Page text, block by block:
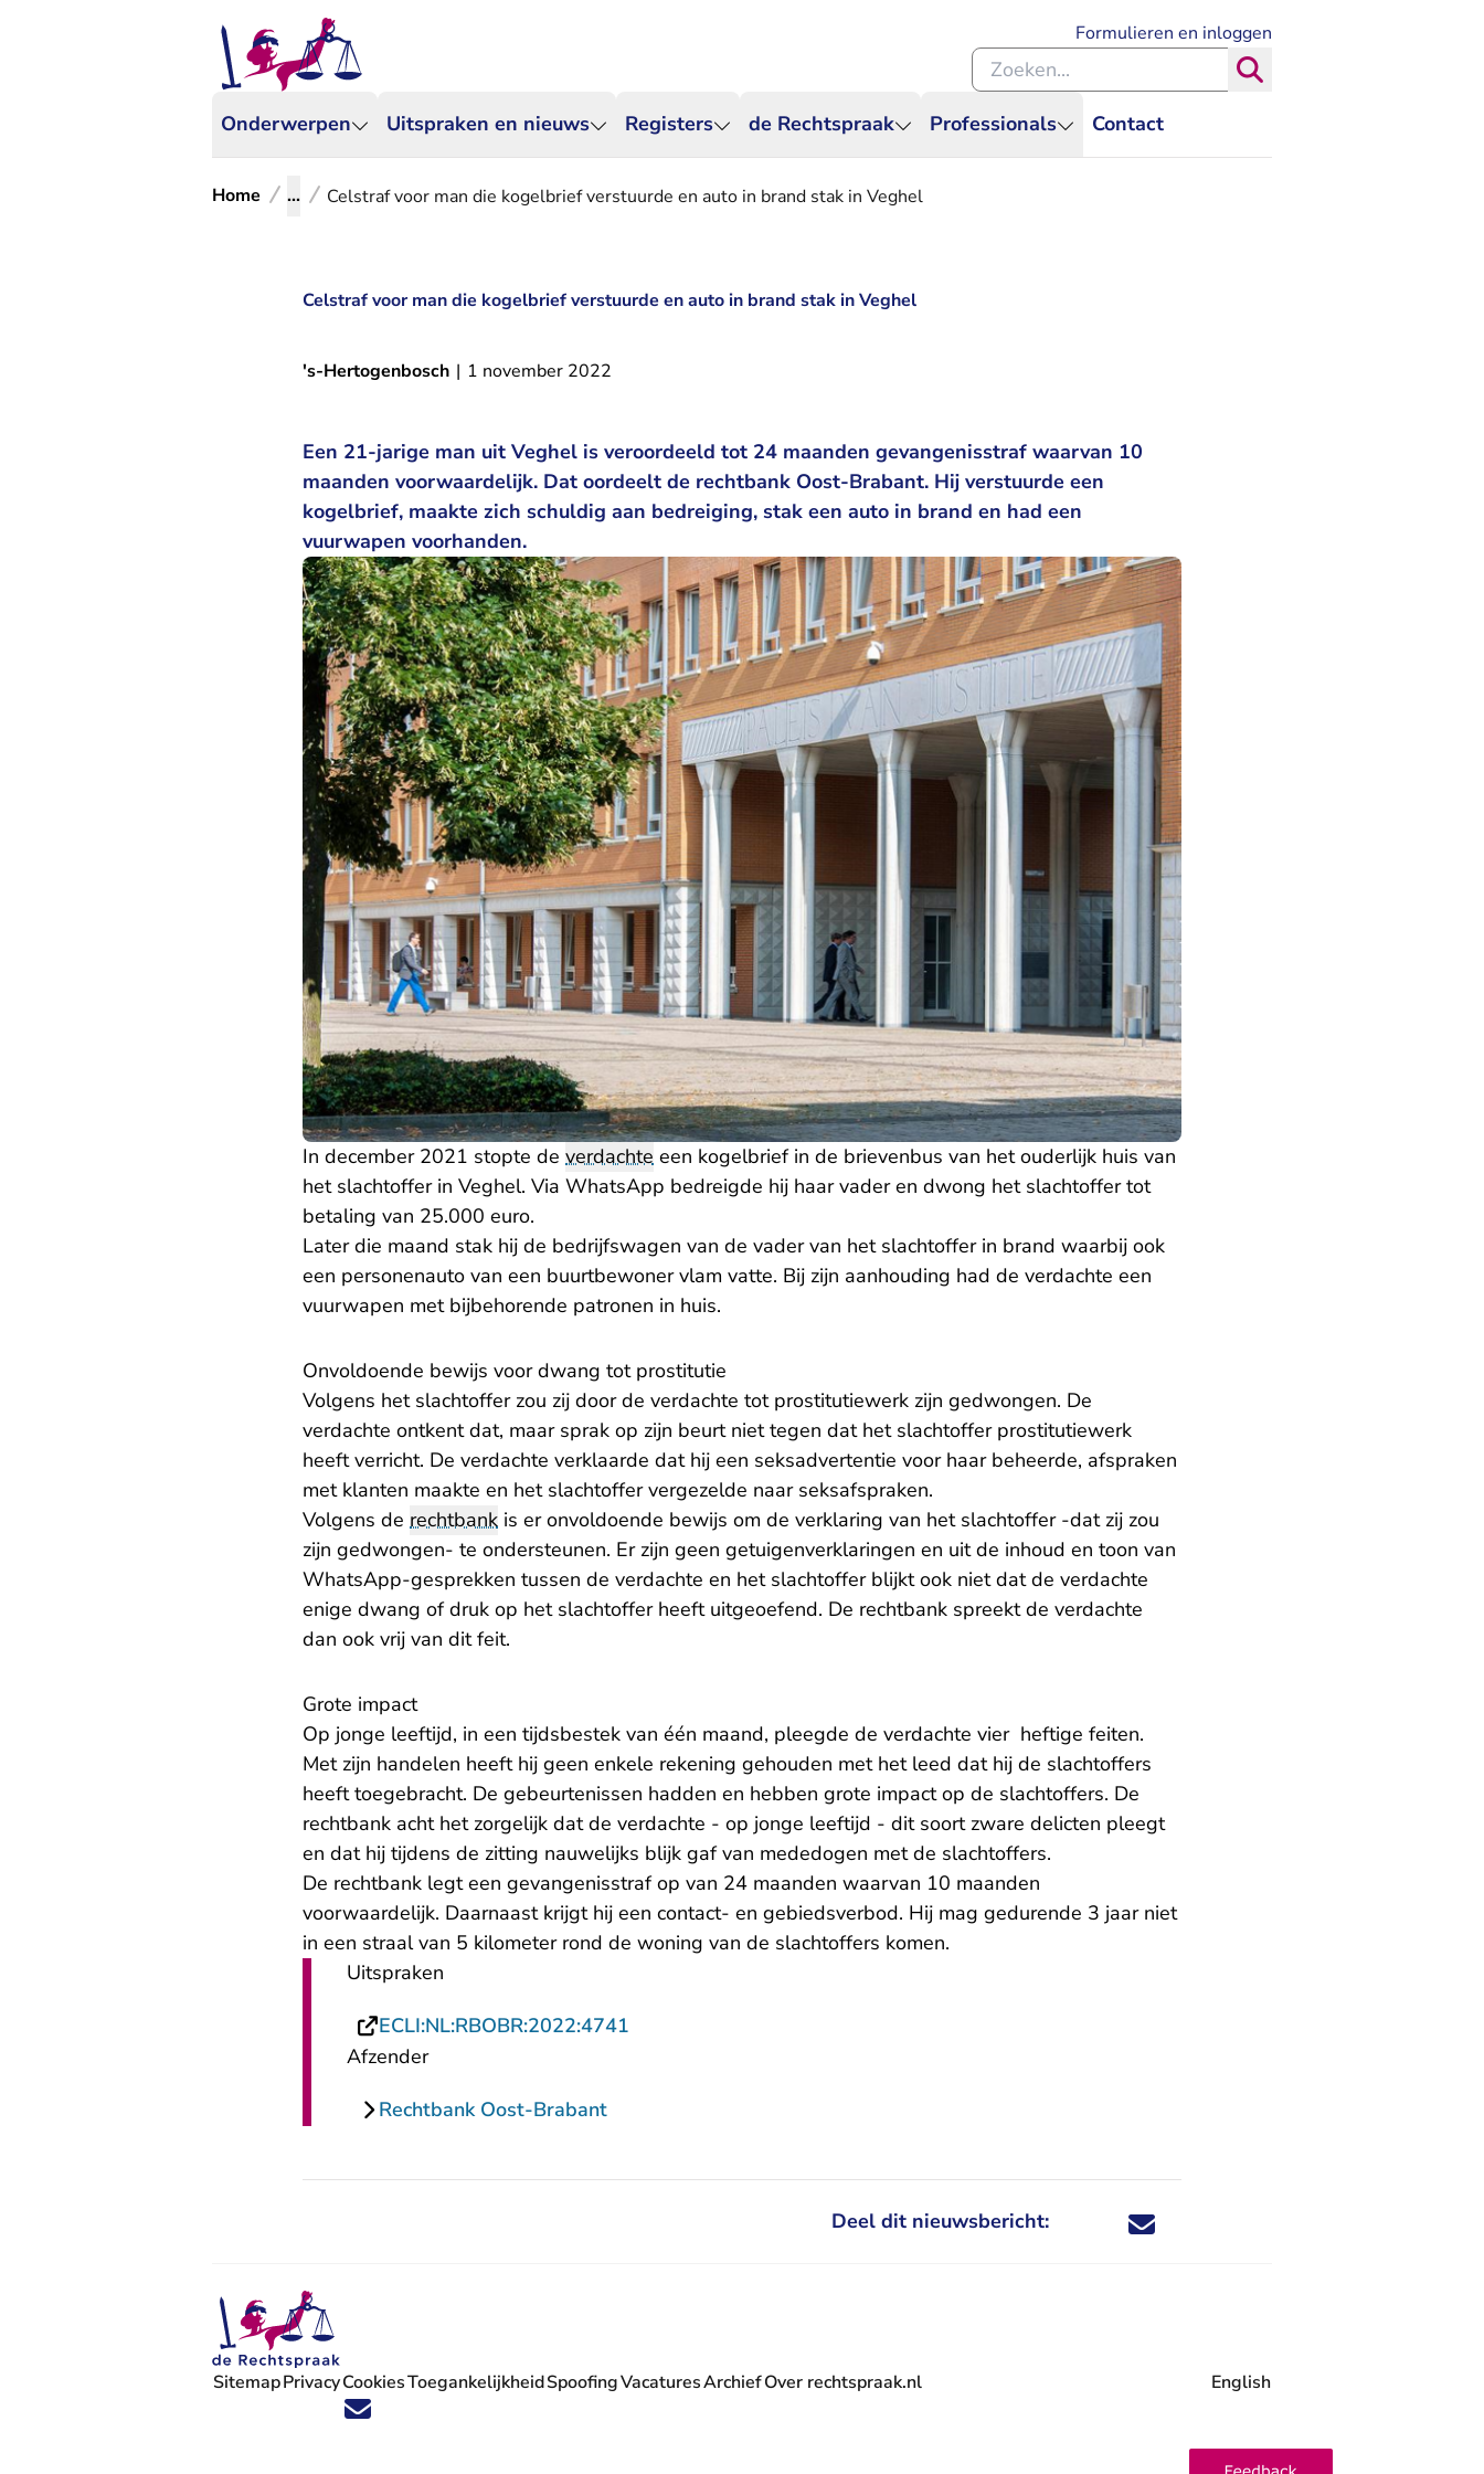
Onderwerpen Uitspraken en nieuws Registers de Rechtspraak Professionals Contact
Formulieren en inloggen
Zoeken binnen de Rechtspraak
Home ... Celstraf voor man die kogelbrief verstuurde en auto in brand stak in Veghel
Celstraf voor man die kogelbrief verstuurde en auto in brand stak in Veghel
's-Hertogenbosch | 1 november 2022
Een 21-jarige man uit Veghel is veroordeeld tot 24 maanden gevangenisstraf waarvan 10
maanden voorwaardelijk. Dat oordeelt de rechtbank Oost-Brabant. Hij verstuurde een
kogelbrief, maakte zich schuldig aan bedreiging, stak een auto in brand en had een
vuurwapen voorhanden.
In december 2021 stopte de verdachte een kogelbrief in de brievenbus van het ouderlijk huis van
het slachtoffer in Veghel. Via WhatsApp bedreigde hij haar vader en dwong het slachtoffer tot
betaling van 25.000 euro.
Later die maand stak hij de bedrijfswagen van de vader van het slachtoffer in brand waarbij ook
een personenauto van een buurtbewoner vlam vatte. Bij zijn aanhouding had de verdachte een
vuurwapen met bijbehorende patronen in huis.
Onvoldoende bewijs voor dwang tot prostitutie
Volgens het slachtoffer zou zij door de verdachte tot prostitutiewerk zijn gedwongen. De
verdachte ontkent dat, maar sprak op zijn beurt niet tegen dat het slachtoffer prostitutiewerk
heeft verricht. De verdachte verklaarde dat hij een seksadvertentie voor haar beheerde, afspraken
met klanten maakte en het slachtoffer vergezelde naar seksafspraken.
Volgens de rechtbank is er onvoldoende bewijs om de verklaring van het slachtoffer -dat zij zou
zijn gedwongen- te ondersteunen. Er zijn geen getuigenverklaringen en uit de inhoud en toon van
WhatsApp-gesprekken tussen de verdachte en het slachtoffer blijkt ook niet dat de verdachte
enige dwang of druk op het slachtoffer heeft uitgeoefend. De rechtbank spreekt de verdachte
dan ook vrij van dit feit.
Grote impact
Op jonge leeftijd, in een tijdsbestek van één maand, pleegde de verdachte vier heftige feiten.
Met zijn handelen heeft hij geen enkele rekening gehouden met het leed dat hij de slachtoffers
heeft toegebracht. De gebeurtenissen hadden en hebben grote impact op de slachtoffers. De
rechtbank acht het zorgelijk dat de verdachte - op jonge leeftijd - dit soort zware delicten pleegt
en dat hij tijdens de zitting nauwelijks blijk gaf van mededogen met de slachtoffers.
De rechtbank legt een gevangenisstraf op van 24 maanden waarvan 10 maanden
voorwaardelijk. Daarnaast krijgt hij een contact- en gebiedsverbod. Hij mag gedurende 3 jaar niet
in een straal van 5 kilometer rond de woning van de slachtoffers komen.
Uitspraken
ECLI:NL:RBOBR:2022:4741
Afzender
Rechtbank Oost-Brabant
Deel dit nieuwsbericht: Deel dit nieuwsbericht via X - U verlaat
Deel dit nieuwsbericht via Facebook - U
Deel dit nieuwsbericht via e-mail
Deel dit nieuwsbericht via LinkedIn - U
Volg ons op X (Twitter) - U verlaat Rechtspraak.nl
Volg ons op Facebook - U verlaat Rechtspraak.nl
Volg ons op Instagram - U verlaat Rechtspraak.nl
Volg ons op Youtube - U verlaat Rechtspraak.nl
Volg ons op LinkedIn - U verlaat Rechtspraak.nl
'Blijf op de hoogte' nieuwsbrief - U verlaat Rechtspraak.nl
SitemapPrivacyCookiesToegankelijkheidSpoofingVacatures
- U verlaat Rechtspraak.nl
ArchiefOver rechtspraak.nl English